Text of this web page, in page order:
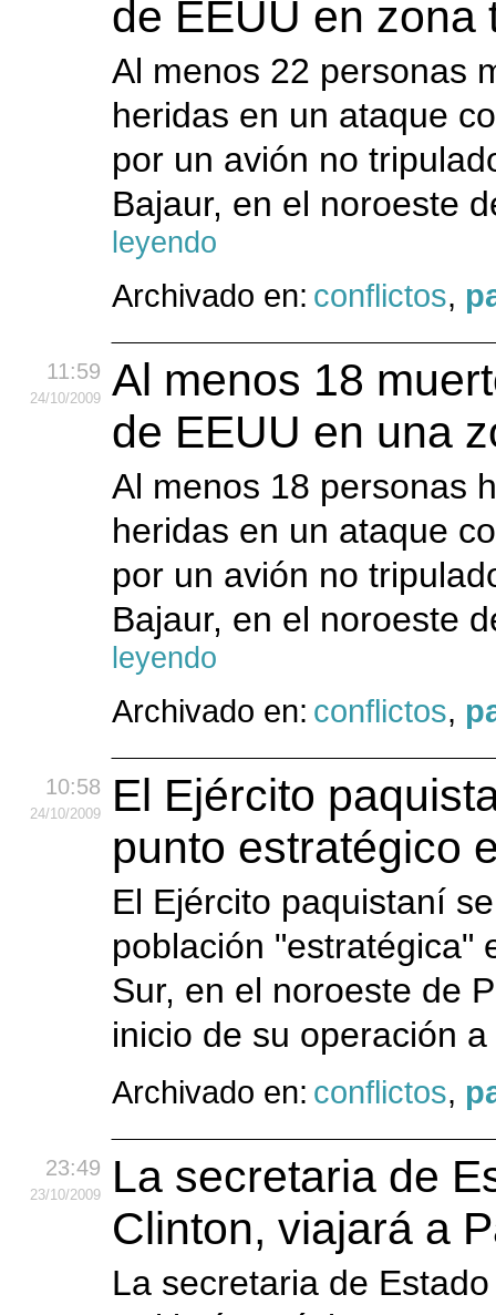
de EEUU en zona
Al menos 22 personas
heridas en un ataque
por un avión no
Bajaur, en el noroeste
leyendo
Archivado en: conflictos,
11:59
24/10/2009
Al menos 18
de EEUU en una
Al menos 18 personas
heridas en un ataque
por un avión no
Bajaur, en el noroeste
leyendo
Archivado en: conflictos,
10:58
24/10/2009
El Ejército
punto estratégico
El Ejército paquistaní
población "estratégica"
Sur, en el noroeste de
inicio de su operación
Archivado en: conflictos,
23:49
23/10/2009
La secretaria de
Clinton, viajará a
La secretaria de